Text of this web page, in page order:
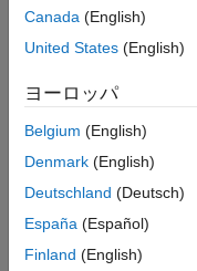
外部コンポーネントのイン
ネイティブ浮動小数点
速度と面積の最適化
コード生成
検証
展開
レポートとスクリプト
カテゴリ
HDL コード アドバイ
HDL コード生成との
する方法の説明
モデル設計
サポートされている
イブラリのブロック
ブロックの構成
Canada (English)
United States (English)
ヨーロッパ
Belgium (English)
Denmark (English)
Deutschland (Deutsch)
España (Español)
Finland (English)